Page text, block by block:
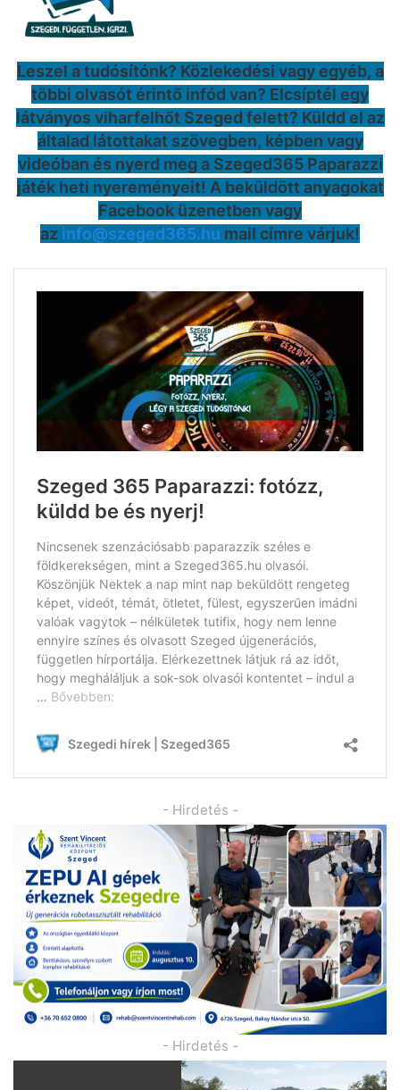
Leszel a tudósítónk? Közlekedési vagy egyéb, a
többi olvasót érintő infód van? Elcsíptél egy
látványos viharfelhőt Szeged felett? Küldd el az
általad látottakat szövegben, képben vagy
videóban és nyerd meg a Szeged365 Paparazzi
játék heti nyereményeit! A beküldött anyagokat
Facebook üzenetben vagy
az info@szeged365.hu mail címre várjuk!
- Hirdetés -
- Hirdetés -